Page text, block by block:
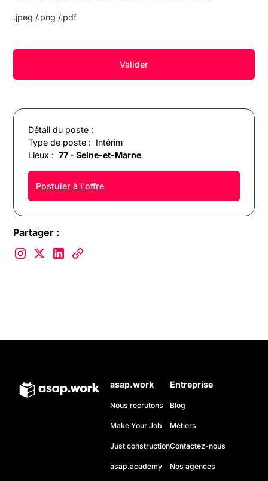
Détail du poste :
Type de poste : Intérim
Lieux : 77 - Seine-et-Marne
Postuler à l'offre
Partager :
.jpeg /.png /.pdf
asap.work
Nous recrutons
Make Your Job
Just construction
asap.academy
Entreprise
Blog
Métiers
Contactez-nous
Nos agences